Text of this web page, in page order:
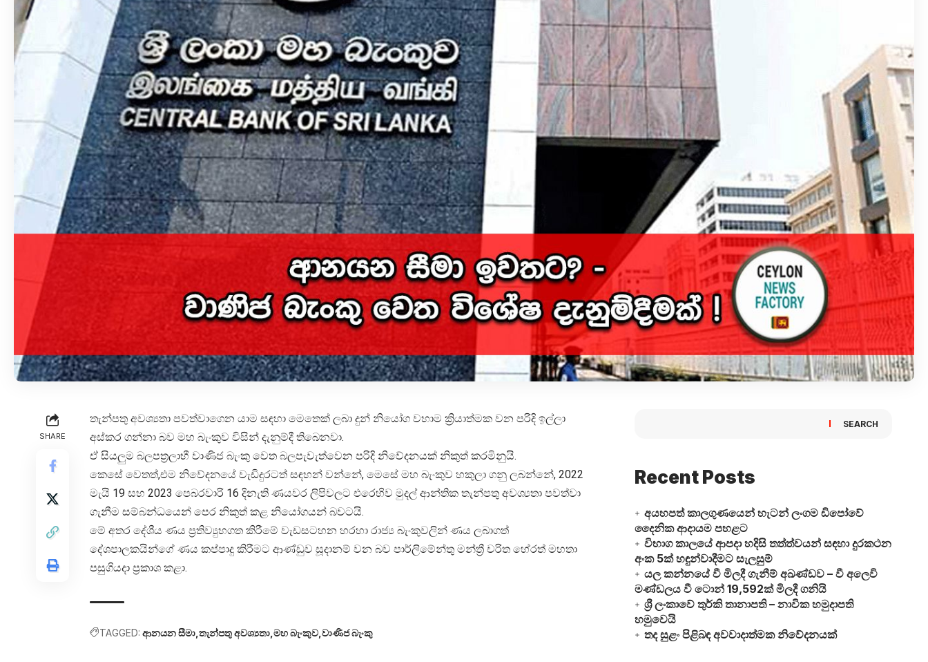
SHARE
තැන්පතු අවශ්‍යතා පවත්වාගෙන යාම සඳහා මෙතෙක් ලබා දුන් නියෝග වහාම ක්‍රියාත්මක වන පරිදි ඉල්ලා
අස්කර ගන්නා බව මහ බැංකුව විසින් දැනුම්දී තිබෙනවා.
ඒ සියලුම බලපත්‍රලාභී වාණිජ බැංකු වෙත බලපැවැත්වෙන පරිදි නිවේදනයක් නිකුත් කරමිනුයි.
කෙසේ වෙතත්,එම නිවේදනයේ වැඩිදුරටත් සඳහන් වන්නේ, මෙසේ මහ බැංකුව හකුලා ගනු ලබන්නේ, 2022
මැයි 19 සහ 2023 පෙබරවාරි 16 දිනැති ණයවර ලිපිවලට එරෙහිව මුදල් ආන්තික තැන්පතු අවශ්‍යතා පවත්වා
ගැනීම සම්බන්ධයෙන් පෙර නිකුත් කළ නියෝගයන් බවටයි.
මේ අතර දේශීය ණය ප්‍රතිව්‍යුහගත කිරීමේ වැඩසටහන හරහා රාජ්‍ය බැංකුවලින් ණය ලබාගත්
දේශපාලකයින්ගේ ණය කප්පාදු කිරීමට ආණ්ඩුව සූදානම් වන බව පාර්ලිමේන්තු මන්ත්‍රී චරිත හේරත් මහතා
පසුගියදා ප්‍රකාශ කළා.
TAGGED: ආනයන සීමා තැන්පතු අවශ්‍යතා මහ බැංකුව වාණිජ බැංකු
SEARCH
Recent Posts
අයහපත් කාලගුණයෙන් හැටන් ලංගම ඩිපෝවේ
දෛනික ආදායම පහළට
විභාග කාලයේ ආපදා හදිසි තත්ත්වයන් සඳහා දුරකථන
අංක 5ක් හඳුන්වාදීමට සැලසුම්
යල කන්නයේ වී මිලදී ගැනීම් අඛණ්ඩව – වී අලෙවි
මණ්ඩලය වී ටොන් 19,592ක් මිලදී ගනියි
ශ්‍රී ලංකාවේ තුර්කි තානාපති – නාවික හමුදාපති
හමුවෙයි
තද සුළං පිළිබඳ අවවාදාත්මක නිවේදනයක්